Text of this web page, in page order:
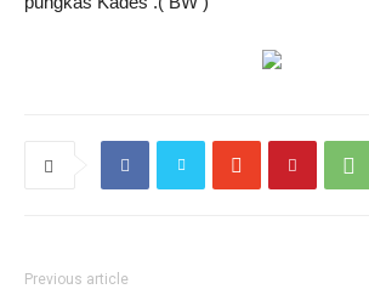
Previous article